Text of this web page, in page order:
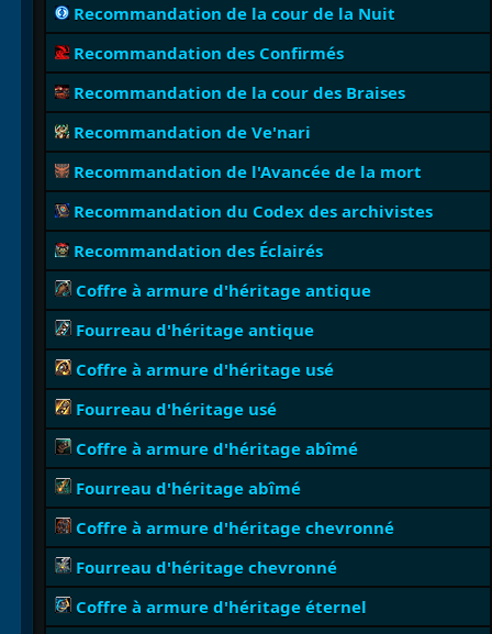
Recommandation de la cour de la Nuit
Recommandation des Confirmés
Recommandation de la cour des Braises
Recommandation de Ve'nari
Recommandation de l'Avancée de la mort
Recommandation du Codex des archivistes
Recommandation des Éclairés
Coffre à armure d'héritage antique
Fourreau d'héritage antique
Coffre à armure d'héritage usé
Fourreau d'héritage usé
Coffre à armure d'héritage abîmé
Fourreau d'héritage abîmé
Coffre à armure d'héritage chevronné
Fourreau d'héritage chevronné
Coffre à armure d'héritage éternel